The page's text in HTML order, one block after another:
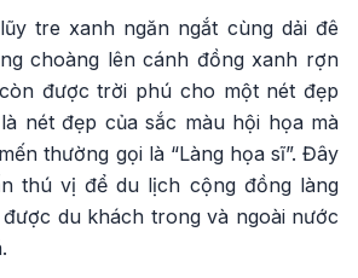
tre xanh ngăn ngắt cùng dải đê
choàng lên cánh đồng xanh rợn
được trời phú cho một nét đẹp
nét đẹp của sắc màu hội họa mà
thường gọi là “Làng họa sĩ”. Đây
thú vị để du lịch cộng đồng làng
du khách trong và ngoài nước